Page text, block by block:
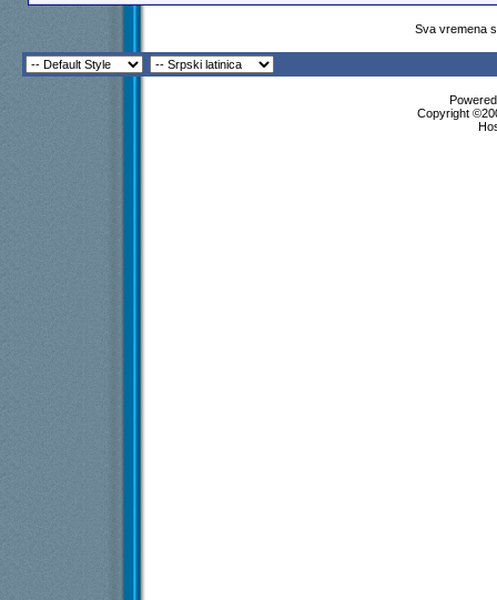
Sva vremena
Copyright